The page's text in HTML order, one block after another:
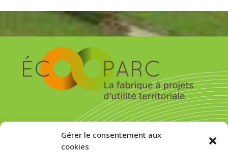
Gérer le consentement aux
cookies